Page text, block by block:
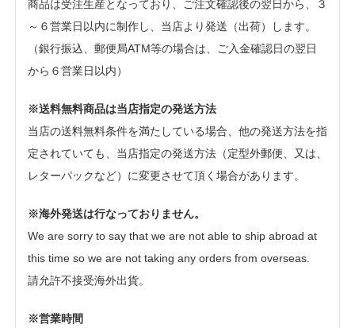
商品は受注生産となっており、ご注文確認後の翌日から、３
～６営業日以内に制作し、当店より発送（出荷）します。
（銀行振込、郵便局ATM等の場合は、ご入金確認日の翌日
から６営業日以内）
※送料無料商品は当店指定の発送方法
当店の送料無料条件を満たしている場合、他の発送方法を指
定されていても、当店指定の発送方法（定型外郵便、又は、
レターパックなど）に変更させて頂く場合があります。
※海外発送は行なっておりません。
We are sorry to say that we are not able to ship abroad at
this time so we are not taking any orders from overseas.
請允許不接受海外出貨。
※営業時間